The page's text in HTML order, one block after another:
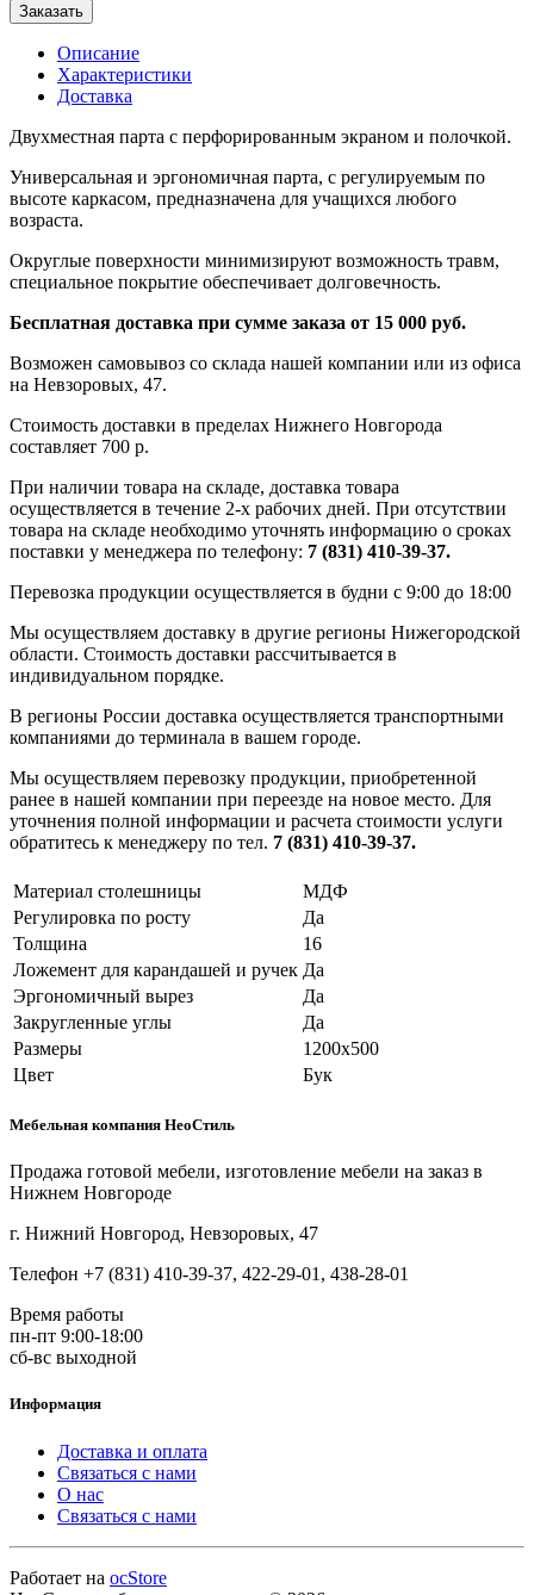
Заказать
Описание
Характеристики
Доставка
Двухместная парта с перфорированным экраном и полочкой.
Универсальная и эргономичная парта, с регулируемым по
высоте каркасом, предназначена для учащихся любого
возраста.
Округлые поверхности минимизируют возможность травм,
специальное покрытие обеспечивает долговечность.
Бесплатная доставка при сумме заказа от 15 000 руб.
Возможен самовывоз со склада нашей компании или из офиса
на Невзоровых, 47.
Стоимость доставки в пределах Нижнего Новгорода
составляет 700 р.
При наличии товара на складе, доставка товара
осуществляется в течение 2-х рабочих дней. При отсутствии
товара на складе необходимо уточнять информацию о сроках
поставки у менеджера по телефону: 7 (831) 410-39-37.
Перевозка продукции осуществляется в будни с 9:00 до 18:00
Мы осуществляем доставку в другие регионы Нижегородской
области. Стоимость доставки рассчитывается в
индивидуальном порядке.
В регионы России доставка осуществляется транспортными
компаниями до терминала в вашем городе.
Мы осуществляем перевозку продукции, приобретенной
ранее в нашей компании при переезде на новое место. Для
уточнения полной информации и расчета стоимости услуги
обратитесь к менеджеру по тел. 7 (831) 410-39-37.
Материал столешницы
МДФ
Регулировка по росту
Да
Толщина
16
Ложемент для карандашей и ручек Да
Эргономичный вырез
Да
Закругленные углы
Да
Размеры
1200х500
Цвет
Бук
Мебельная компания НеоСтиль
Продажа готовой мебели, изготовление мебели на заказ в
Нижнем Новгороде
г. Нижний Новгород, Невзоровых, 47
Телефон +7 (831) 410-39-37, 422-29-01, 438-28-01
Время работы
пн-пт 9:00-18:00
сб-вс выходной
Информация
Доставка и оплата
Связаться с нами
О нас
Связаться с нами
Работает на ocStore